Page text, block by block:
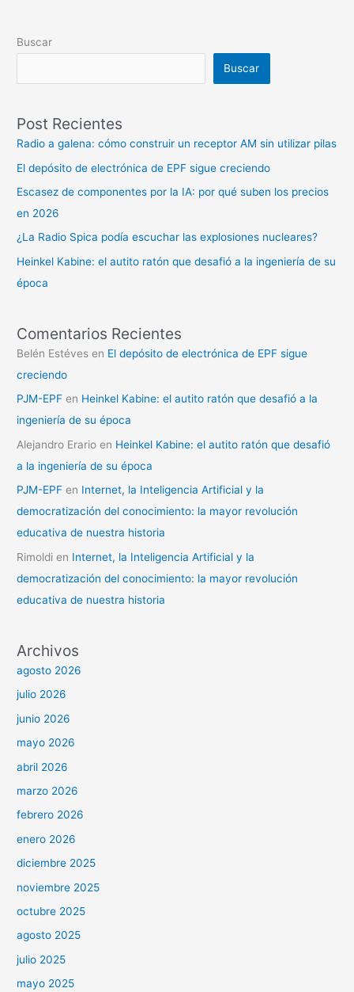
Buscar
Buscar
Post Recientes
Radio a galena: cómo construir un receptor AM sin utilizar pilas
El depósito de electrónica de EPF sigue creciendo
Escasez de componentes por la IA: por qué suben los precios
en 2026
¿La Radio Spica podía escuchar las explosiones nucleares?
Heinkel Kabine: el autito ratón que desafió a la ingeniería de su
época
Comentarios Recientes
Belén Estéves en El depósito de electrónica de EPF sigue
creciendo
PJM-EPF en Heinkel Kabine: el autito ratón que desafió a la
ingeniería de su época
Alejandro Erario en Heinkel Kabine: el autito ratón que desafió
a la ingeniería de su época
PJM-EPF en Internet, la Inteligencia Artificial y la
democratización del conocimiento: la mayor revolución
educativa de nuestra historia
Rimoldi en Internet, la Inteligencia Artificial y la
democratización del conocimiento: la mayor revolución
educativa de nuestra historia
Archivos
agosto 2026
julio 2026
junio 2026
mayo 2026
abril 2026
marzo 2026
febrero 2026
enero 2026
diciembre 2025
noviembre 2025
octubre 2025
agosto 2025
julio 2025
mayo 2025